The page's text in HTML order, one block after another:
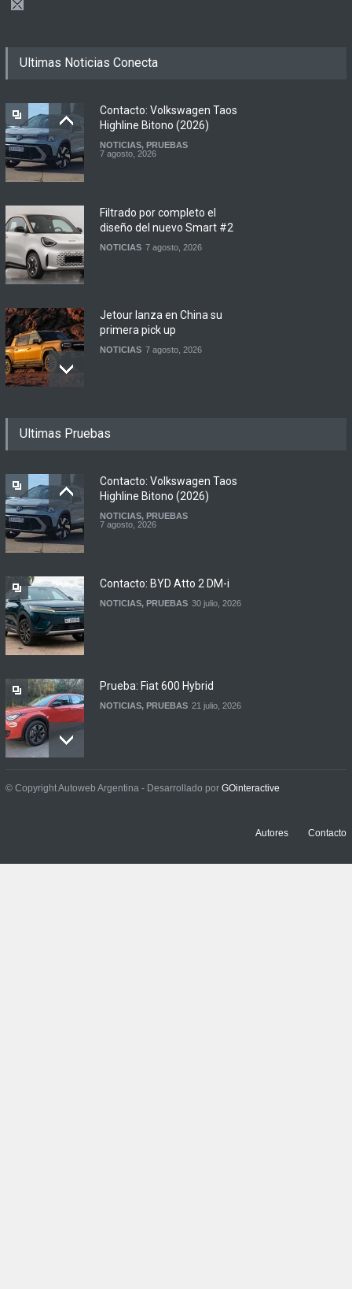
Ultimas Noticias Conecta
Contacto: Volkswagen Taos
Highline Bitono (2026)
NOTICIAS, PRUEBAS
7 agosto, 2026
Filtrado por completo el
diseño del nuevo Smart #2
NOTICIAS 7 agosto, 2026
Jetour lanza en China su
primera pick up
NOTICIAS 7 agosto, 2026
renovadas S2 y Skua 150 en
7 agosto, 2026
Argentina y Ecuador
Ultimas Pruebas
Contacto: Volkswagen Taos
Highline Bitono (2026)
NOTICIAS, PRUEBAS
7 agosto, 2026
Contacto: BYD Atto 2 DM-i
NOTICIAS, PRUEBAS 30 julio, 2026
Prueba: Fiat 600 Hybrid
NOTICIAS, PRUEBAS 21 julio, 2026
Prueba: BYD Song Pro GS
© Copyright Autoweb Argentina - Desarrollado por GOinteractive
Autores Contacto